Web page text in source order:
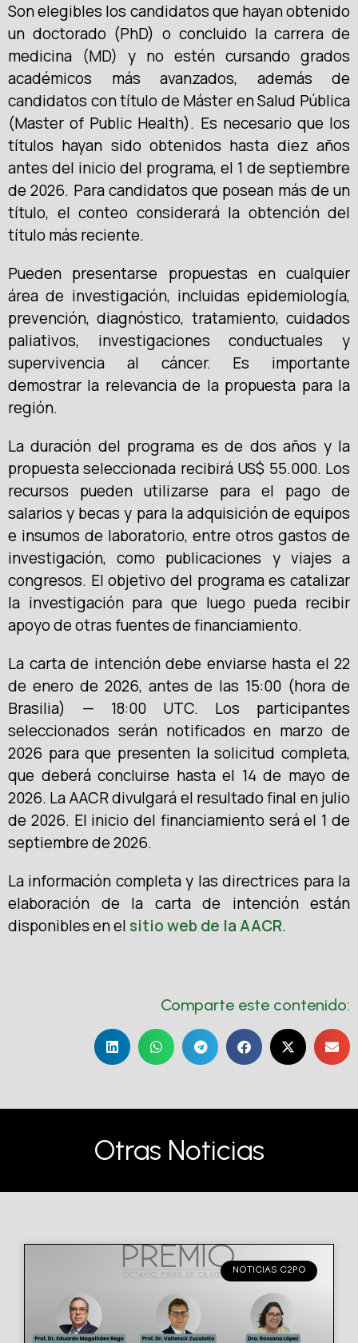
Son elegibles los candidatos que hayan obtenido
un doctorado (PhD) o concluido la carrera de
medicina (MD) y no estén cursando grados
académicos más avanzados, además de
candidatos con título de Máster en Salud Pública
(Master of Public Health). Es necesario que los
títulos hayan sido obtenidos hasta diez años
antes del inicio del programa, el 1 de septiembre
de 2026. Para candidatos que posean más de un
título, el conteo considerará la obtención del
título más reciente.
Pueden presentarse propuestas en cualquier
área de investigación, incluidas epidemiología,
prevención, diagnóstico, tratamiento, cuidados
paliativos, investigaciones conductuales y
supervivencia al cáncer. Es importante
demostrar la relevancia de la propuesta para la
región.
La duración del programa es de dos años y la
propuesta seleccionada recibirá US$ 55.000. Los
recursos pueden utilizarse para el pago de
salarios y becas y para la adquisición de equipos
e insumos de laboratorio, entre otros gastos de
investigación, como publicaciones y viajes a
congresos. El objetivo del programa es catalizar
la investigación para que luego pueda recibir
apoyo de otras fuentes de financiamiento.
La carta de intención debe enviarse hasta el 22
de enero de 2026, antes de las 15:00 (hora de
Brasilia) — 18:00 UTC. Los participantes
seleccionados serán notificados en marzo de
2026 para que presenten la solicitud completa,
que deberá concluirse hasta el 14 de mayo de
2026. La AACR divulgará el resultado final en julio
de 2026. El inicio del financiamiento será el 1 de
septiembre de 2026.
La información completa y las directrices para la
elaboración de la carta de intención están
disponibles en el sitio web de la AACR.
Comparte este contenido:
Otras Noticias
NOTICIAS C2PO